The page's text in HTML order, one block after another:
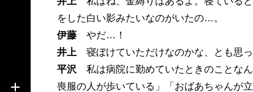
をした白い影みたいなのがいたの…。
伊藤やだ…！
井上 寝ぼけていただけなのかな、とも思っ
平沢 私は病院に勤めていたときのことな
喪服の人が歩いている」「おばあちゃんが